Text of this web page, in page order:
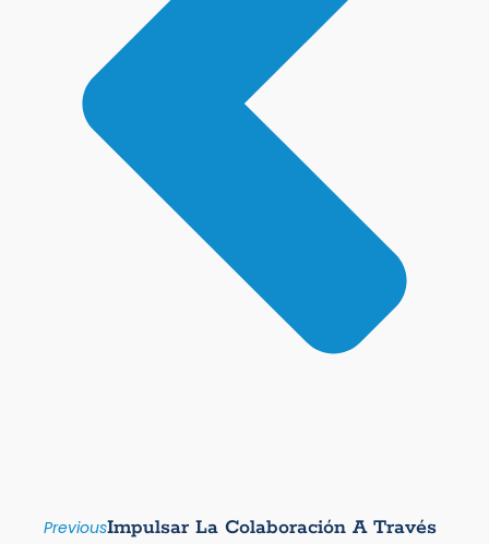
PreviousImpulsar La Colaboración A Través